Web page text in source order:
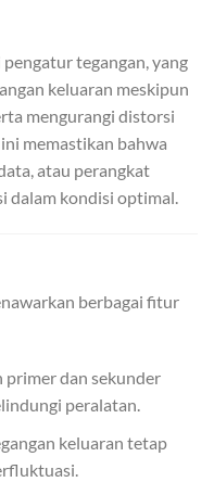
tegangan, yang
keluaran meskipun
mengurangi distorsi
memastikan bahwa
atau perangkat
dalam kondisi optimal.
berbagai fitur
dan sekunder
peralatan.
keluaran tetap